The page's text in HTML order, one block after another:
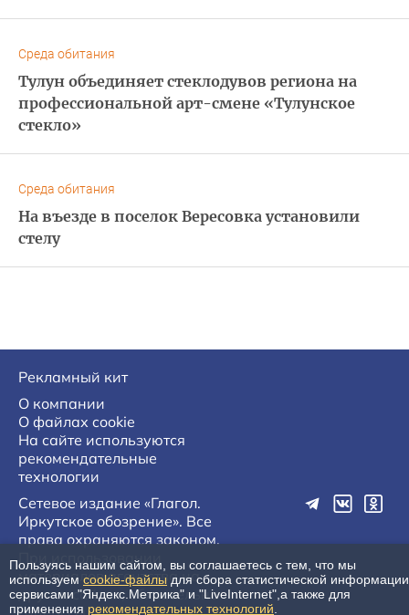
Среда обитания
Тулун объединяет стеклодувов региона на
профессиональной арт-смене «Тулунское
стекло»
Среда обитания
На въезде в поселок Вересовка установили
стелу
Рекламный кит
О компании
О файлах cookie
На сайте используются
рекомендательные
технологии
Сетевое издание «Глагол.
Иркутское обозрение». Все
права охраняются законом.
При использовании
материалов агентства на
других сайтах, обязательна
Пользуясь нашим сайтом, вы соглашаетесь с тем, что мы
используем cookie-файлы для сбора статистической информации
сервисами "Яндекс.Метрика" и "LiveInternet",а также для
применения рекомендательных технологий